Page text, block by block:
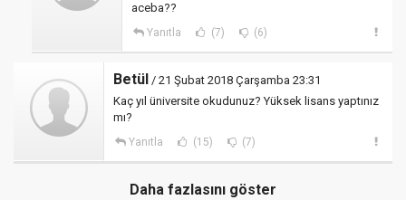
aceba??
Yanıtla (7) (6)
Betül / 21 Şubat 2018 Çarşamba 23:31
Kaç yıl üniversite okudunuz? Yüksek lisans yaptınız
mı?
Yanıtla (15) (7)
Daha fazlasını göster